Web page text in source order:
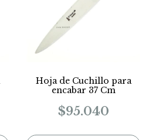
Hoja de Cuchillo para
encabar 37 Cm
$95.040